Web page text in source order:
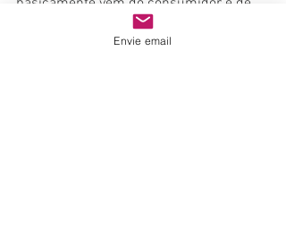
basicamente vêm do consumidor e de
seus vendedores, e não ouvi-los pode
significar muito prejuízo pela frente e
Envie email